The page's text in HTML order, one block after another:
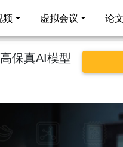
频 虚拟会议 论
保真AI模型